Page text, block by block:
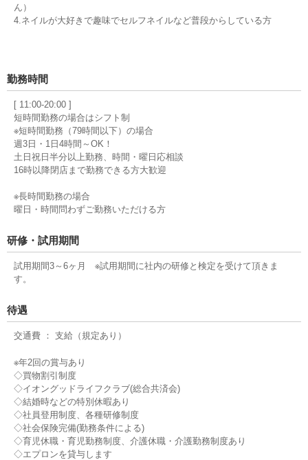
ん）
4.ネイルが大好きで趣味でセルフネイルなど普段からしている方
勤務時間
[ 11:00-20:00 ]
短時間勤務の場合はシフト制
※短時間勤務（79時間以下）の場合
週3日・1日4時間～OK！
土日祝日半分以上勤務、時間・曜日応相談
16時以降閉店まで勤務できる方大歓迎
※長時間勤務の場合
曜日・時間問わずご勤務いただける方
研修・試用期間
試用期間3～6ヶ月 ※試用期間に社内の研修と検定を受けて頂きま
す。
待遇
交通費 ： 支給（規定あり）
※年2回の賞与あり
◇買物割引制度
◇イオングッドライフクラブ(総合共済会)
◇結婚時などの特別休暇あり
◇社員登用制度、各種研修制度
◇社会保険完備(勤務条件による)
◇育児休職・育児勤務制度、介護休職・介護勤務制度あり
◇エプロンを貸与します